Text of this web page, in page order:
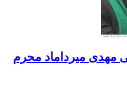
مهدی میرداماد محرم